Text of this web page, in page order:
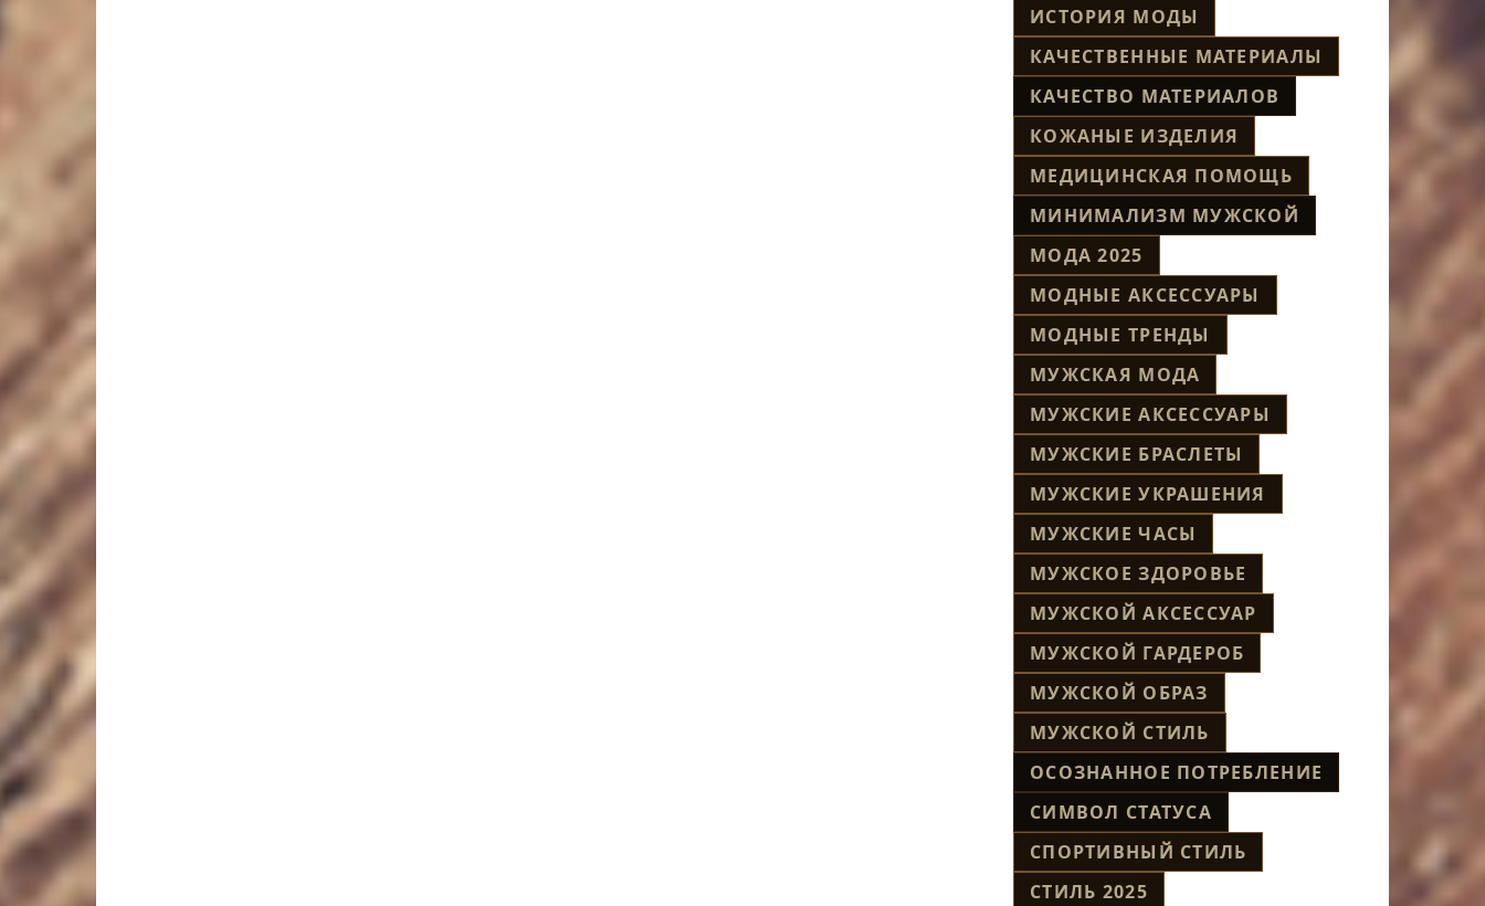
ИСТОРИЯ МОДЫ
КАЧЕСТВЕННЫЕ МАТЕРИАЛЫ
КАЧЕСТВО МАТЕРИАЛОВ
КОЖАНЫЕ ИЗДЕЛИЯ
МЕДИЦИНСКАЯ ПОМОЩЬ
МИНИМАЛИЗМ МУЖСКОЙ
МОДА 2025
МОДНЫЕ АКСЕССУАРЫ
МОДНЫЕ ТРЕНДЫ
МУЖСКАЯ МОДА
МУЖСКИЕ АКСЕССУАРЫ
МУЖСКИЕ БРАСЛЕТЫ
МУЖСКИЕ УКРАШЕНИЯ
МУЖСКИЕ ЧАСЫ
МУЖСКОЕ ЗДОРОВЬЕ
МУЖСКОЙ АКСЕССУАР
МУЖСКОЙ ГАРДЕРОБ
МУЖСКОЙ ОБРАЗ
МУЖСКОЙ СТИЛЬ
ОСОЗНАННОЕ ПОТРЕБЛЕНИЕ
СИМВОЛ СТАТУСА
СПОРТИВНЫЙ СТИЛЬ
СТИЛЬ 2025